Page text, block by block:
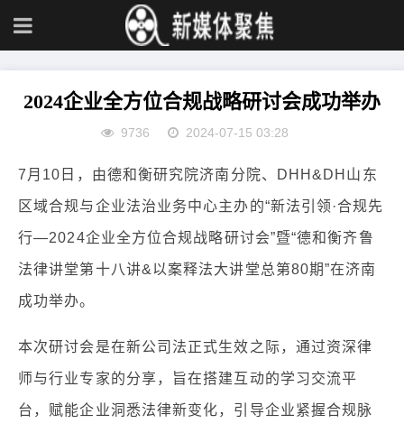
2024企业全方位合规战略研讨会成功举办
9736 2024-07-15 03:28
7月10日，由德和衡研究院济南分院、DHH&DH山东
区域合规与企业法治业务中心主办的“新法引领·合规先
行—2024企业全方位合规战略研讨会”暨“德和衡齐鲁
法律讲堂第十八讲&以案释法大讲堂总第80期”在济南
成功举办。
本次研讨会是在新公司法正式生效之际，通过资深律
师与行业专家的分享，旨在搭建互动的学习交流平
台，赋能企业洞悉法律新变化，引导企业紧握合规脉